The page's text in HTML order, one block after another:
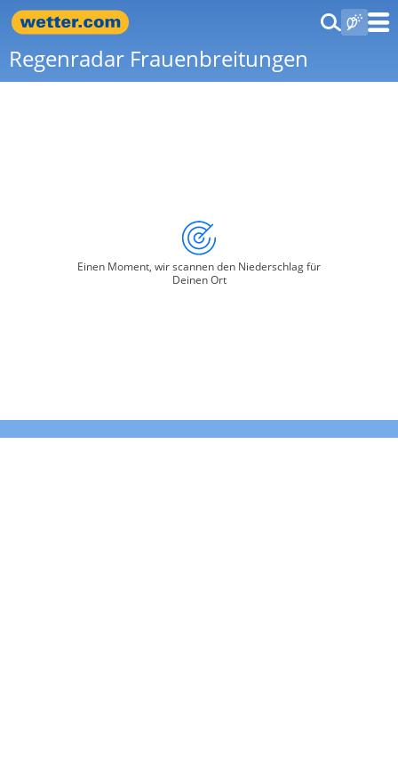
Regenradar Frauenbreitungen
Einen Moment, wir scannen den Niederschlag für
Deinen Ort